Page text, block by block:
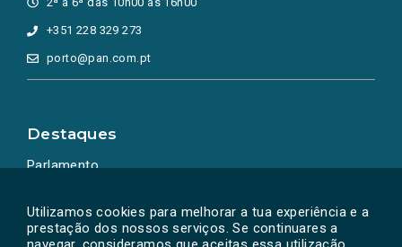
Utilizamos cookies para melhorar a tua experiência e a
prestação dos nossos serviços. Se continuares a
+351 228 329 273
porto@pan.com.pt
Destaques
Parlamento